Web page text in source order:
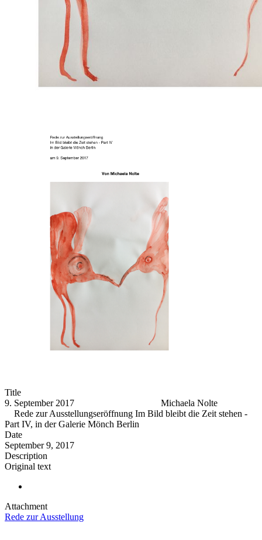
Title
9. September 2017 Michaela Nolte
Rede zur Ausstellungseröffnung Im Bild bleibt die Zeit stehen -
Part IV, in der Galerie Mönch Berlin
Date
September 9, 2017
Description
Original text
Attachment
Rede zur Ausstellung